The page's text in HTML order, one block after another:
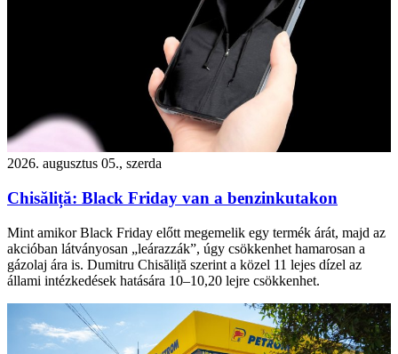
2026. augusztus 05., szerda
Chisăliță: Black Friday van a benzinkutakon
Mint amikor Black Friday előtt megemelik egy termék árát, majd az
akcióban látványosan „leárazzák”, úgy csökkenhet hamarosan a
gázolaj ára is. Dumitru Chisăliță szerint a közel 11 lejes dízel az
állami intézkedések hatására 10–10,20 lejre csökkenhet.